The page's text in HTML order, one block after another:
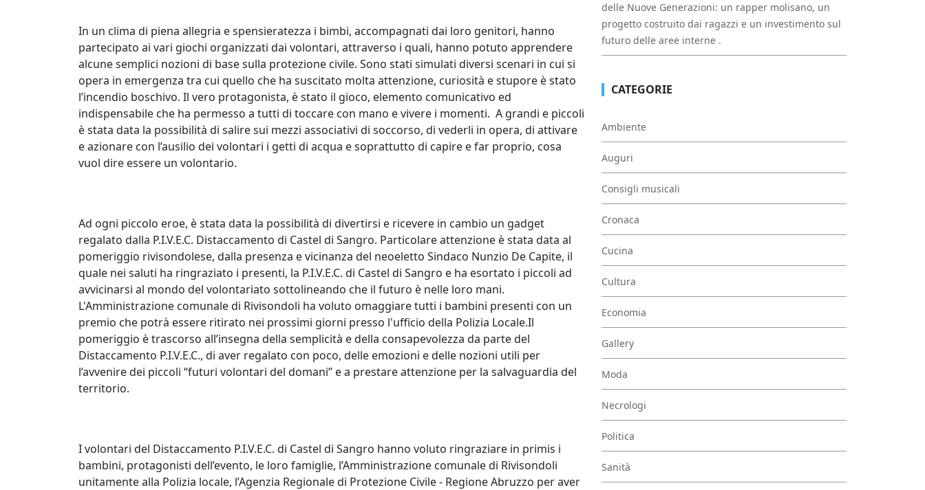
In un clima di piena allegria e spensieratezza i bimbi, accompagnati dai loro genitori, hanno
partecipato ai vari giochi organizzati dai volontari, attraverso i quali, hanno potuto apprendere
alcune semplici nozioni di base sulla protezione civile. Sono stati simulati diversi scenari in cui si
opera in emergenza tra cui quello che ha suscitato molta attenzione, curiosità e stupore è stato
l’incendio boschivo. Il vero protagonista, è stato il gioco, elemento comunicativo ed
indispensabile che ha permesso a tutti di toccare con mano e vivere i momenti. A grandi e piccoli
è stata data la possibilità di salire sui mezzi associativi di soccorso, di vederli in opera, di attivare
e azionare con l’ausilio dei volontari i getti di acqua e soprattutto di capire e far proprio, cosa
vuol dire essere un volontario.
Ad ogni piccolo eroe, è stata data la possibilità di divertirsi e ricevere in cambio un gadget
regalato dalla P.I.V.E.C. Distaccamento di Castel di Sangro. Particolare attenzione è stata data al
pomeriggio rivisondolese, dalla presenza e vicinanza del neoeletto Sindaco Nunzio De Capite, il
quale nei saluti ha ringraziato i presenti, la P.I.V.E.C. di Castel di Sangro e ha esortato i piccoli ad
avvicinarsi al mondo del volontariato sottolineando che il futuro è nelle loro mani.
L'Amministrazione comunale di Rivisondoli ha voluto omaggiare tutti i bambini presenti con un
premio che potrà essere ritirato nei prossimi giorni presso l'ufficio della Polizia Locale.Il
pomeriggio è trascorso all’insegna della semplicità e della consapevolezza da parte del
Distaccamento P.I.V.E.C., di aver regalato con poco, delle emozioni e delle nozioni utili per
l’avvenire dei piccoli “futuri volontari del domani’’ e a prestare attenzione per la salvaguardia del
territorio.
I volontari del Distaccamento P.I.V.E.C. di Castel di Sangro hanno voluto ringraziare in primis i
bambini, protagonisti dell’evento, le loro famiglie, l’Amministrazione comunale di Rivisondoli
unitamente alla Polizia locale, l’Agenzia Regionale di Protezione Civile - Regione Abruzzo per aver
delle Nuove Generazioni: un rapper molisano, un
progetto costruito dai ragazzi e un investimento sul
futuro delle aree interne .
CATEGORIE
Ambiente
Auguri
Consigli musicali
Cronaca
Cucina
Cultura
Economia
Gallery
Moda
Necrologi
Politica
Sanità